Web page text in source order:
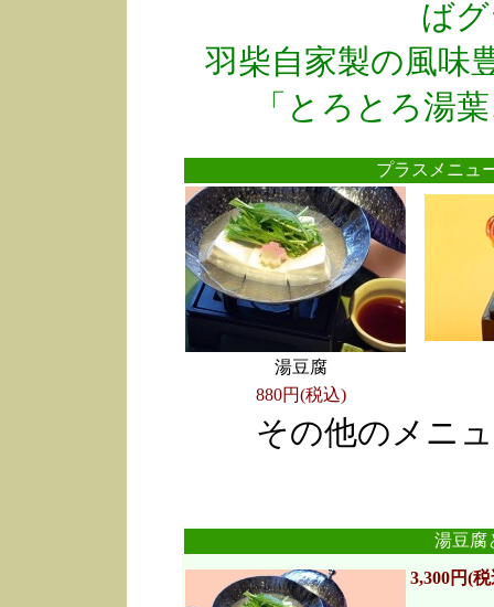
ば
羽柴自家製の風味
「とろとろ湯
プラスメニ
湯豆腐
880円(税込)
その他のメニ
湯豆腐
3,300円(